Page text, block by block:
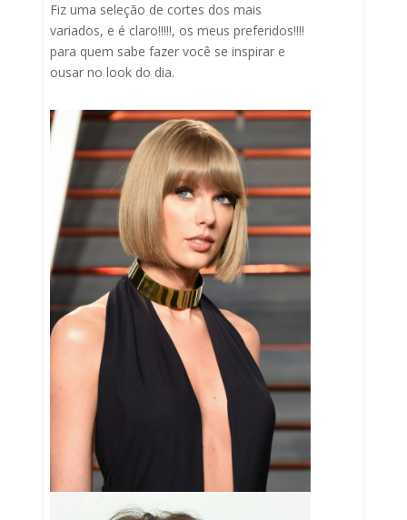
Fiz uma seleção de cortes dos mais
variados, e é claro!!!!!, os meus preferidos!!!!
para quem sabe fazer você se inspirar e
ousar no look do dia.